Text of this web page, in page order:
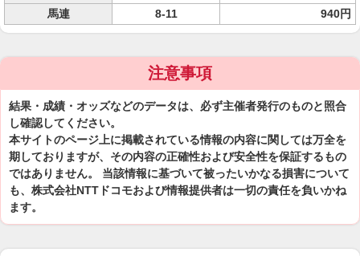
馬連
8-11 940円
注意事項
結果・成績・オッズなどのデータは、必ず主催者発行のものと照合
し確認してください。
本サイトのページ上に掲載されている情報の内容に関しては万全を
期しておりますが、その内容の正確性および安全性を保証するもの
ではありません。 当該情報に基づいて被ったいかなる損害について
も、株式会社NTTドコモおよび情報提供者は一切の責任を負いかね
ます。